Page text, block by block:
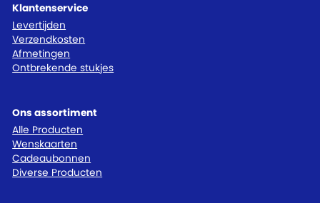
Klantenservice
Levertijden
Verzendkosten
Afmetingen
Ontbrekende stukjes
Ons assortiment
Alle Producten
Wenskaarten
Cadeaubonnen
Diverse Producten